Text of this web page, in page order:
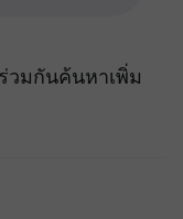
วมกันค้นหาเพิ่ม